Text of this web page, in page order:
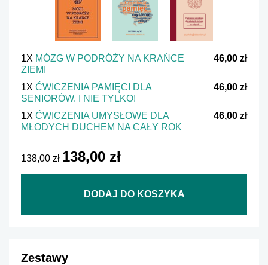
1X MÓZG W PODRÓŻY NA KRAŃCE
ZIEMI
46,00 zł
1X ĆWICZENIA PAMIĘCI DLA
SENIORÓW. I NIE TYLKO!
46,00 zł
1X ĆWICZENIA UMYSŁOWE DLA
MŁODYCH DUCHEM NA CAŁY ROK
46,00 zł
138,00 zł 138,00 zł
DODAJ DO KOSZYKA
Zestawy